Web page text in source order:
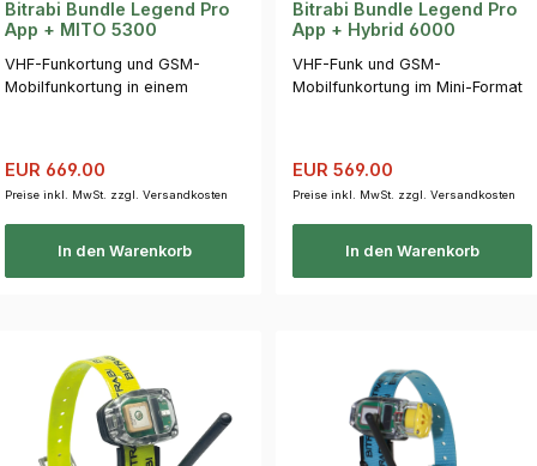
Bitrabi Bundle Legend Pro
App + MITO 5300
VHF-Funkortung und GSM-
Mobilfunkortung in einem
Verkaufspreis:
EUR 669.00
Preise inkl. MwSt. zzgl. Versandkosten
In den Warenkorb
Bitrabi Bundle Legend Pro
App + Hybrid 6000
VHF-Funk und GSM-
Mobilfunkortung im Mini-Format
Verkaufspreis:
EUR 569.00
Preise inkl. MwSt. zzgl. Versandkosten
In den Warenkorb